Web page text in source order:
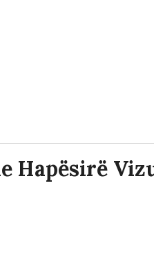
Hapësirë